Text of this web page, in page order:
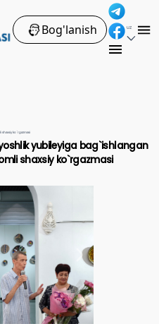
Bog'lanish UZ
ko`rgazmasi
yubileyiga bag`ishlangan
shaxsiy ko`rgazmasi